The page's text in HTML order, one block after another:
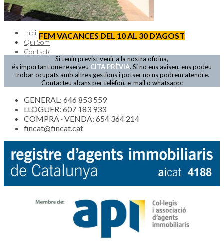
Inici
Qui Som
Contacte
FEM VACANCES DEL 10 AL 30 D'AGOST
Si teniu previst venir a la nostra oficina,
és important que reserveu CITA PRÈVIA. Si no ens aviseu, ens podeu
trobar ocupats amb altres gestions i potser no us podrem atendre.
Contacteu abans per telèfon, e-mail o whatsapp:
GENERAL: 646 853 559
LLOGUER: 607 183 933
COMPRA · VENDA: 654 364 214
fincat@fincat.cat